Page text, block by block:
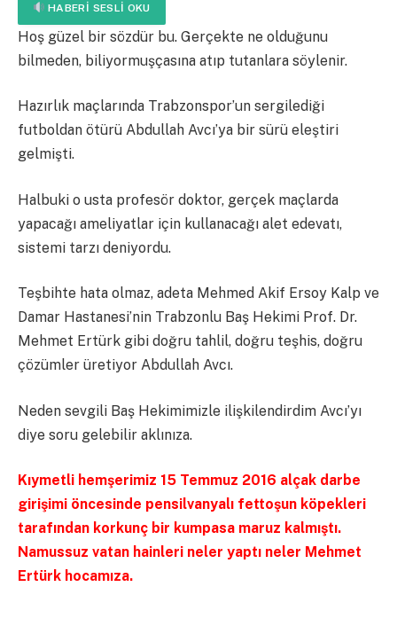
HABERI SESLI OKU
Hoş güzel bir sözdür bu. Gerçekte ne olduğunu
bilmeden, biliyormuşçasına atıp tutanlara söylenir.
Hazırlık maçlarında Trabzonspor’un sergilediği
futboldan ötürü Abdullah Avcı’ya bir sürü eleştiri
gelmişti.
Halbuki o usta profesör doktor, gerçek maçlarda
yapacağı ameliyatlar için kullanacağı alet edevatı,
sistemi tarzı deniyordu.
Teşbihte hata olmaz, adeta Mehmed Akif Ersoy Kalp ve
Damar Hastanesi’nin Trabzonlu Baş Hekimi Prof. Dr.
Mehmet Ertürk gibi doğru tahlil, doğru teşhis, doğru
çözümler üretiyor Abdullah Avcı.
Neden sevgili Baş Hekimimizle ilişkilendirdim Avcı’yı
diye soru gelebilir aklınıza.
Kıymetli hemşerimiz 15 Temmuz 2016 alçak darbe
girişimi öncesinde pensilvanyalı fettoşun köpekleri
tarafından korkunç bir kumpasa maruz kalmıştı.
Namussuz vatan hainleri neler yaptı neler Mehmet
Ertürk hocamıza.